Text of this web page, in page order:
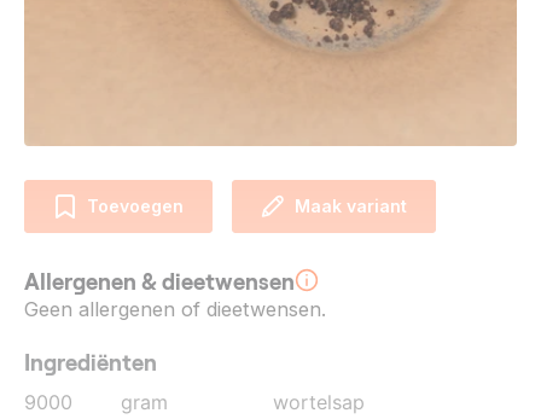
Toevoegen Maak variant
Allergenen & dieetwensen
Geen allergenen of dieetwensen.
Ingrediënten
9000 gram
wortelsap